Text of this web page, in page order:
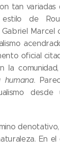
tan variadas
de
Marcel
oficial
la comunidad,
.
desde
En